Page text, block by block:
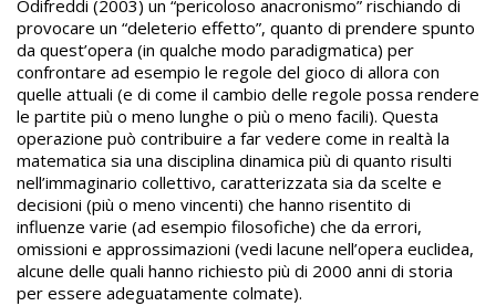
Odifreddi (2003) un “pericoloso anacronismo” rischiando di
provocare un “deleterio effetto”, quanto di prendere spunto
da quest’opera (in qualche modo paradigmatica) per
confrontare ad esempio le regole del gioco di allora con
quelle attuali (e di come il cambio delle regole possa rendere
le partite più o meno lunghe o più o meno facili). Questa
operazione può contribuire a far vedere come in realtà la
matematica sia una disciplina dinamica più di quanto risulti
nell’immaginario collettivo, caratterizzata sia da scelte e
decisioni (più o meno vincenti) che hanno risentito di
influenze varie (ad esempio filosofiche) che da errori,
omissioni e approssimazioni (vedi lacune nell’opera euclidea,
alcune delle quali hanno richiesto più di 2000 anni di storia
per essere adeguatamente colmate).